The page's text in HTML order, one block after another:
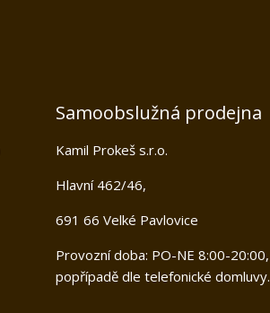
Samoobslužná prodejna
Kamil Prokeš s.r.o.
Hlavní 462/46,
691 66 Velké Pavlovice
Provozní doba: PO-NE 8:00-20:00,
popřípadě dle telefonické domluvy.